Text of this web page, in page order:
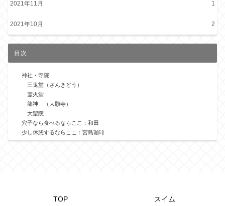
2021年11月 1
2021年10月 2
目次
神社・寺院
三鬼堂（さんきどう）
霊火堂
龍神 （大願寺）
大聖院
穴子なら食べるならここ：和田
少し休憩するならここ：宮島珈琲
TOP スイム